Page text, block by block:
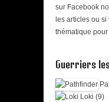
sur Facebook
les articles ou
thématique
Guerriers
Loki (9)